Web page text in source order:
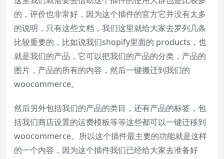
的，评价也非常好，因为这个插件的官方它并没有太多
的说明，只有这些文档，我们这里就给大家去罗列几条
比较重要的，比如说我们shopify里面的 products，也
就是我们的产品，它可以把我们的产品的分类，产品的
图片，产品的所有的内容，然后一键搬迁到我们的
woocommerce。
然后另外包括我们的产品的类目，还有产品的标签，包
括我们商店设置的运费模板等等这些都可以一键迁移到
woocommerce。所以这个插件最主要的功能就是这样
的一个内容，因为这个插件我们已经给大家去准备好